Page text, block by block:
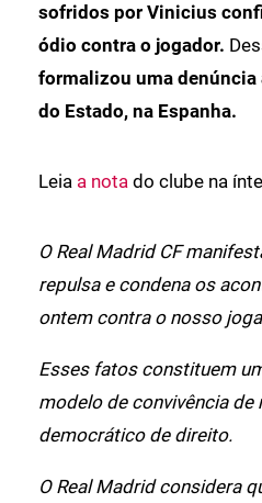
sofridos por Vinicius
ódio contra o jogador.
formalizou uma denúncia
do Estado, na Espanha.
Leia a nota do clube na
O Real Madrid CF
repulsa e condena os
ontem contra o nosso
Esses fatos constituem
modelo de convivência
democrático de direito.
O Real Madrid considera